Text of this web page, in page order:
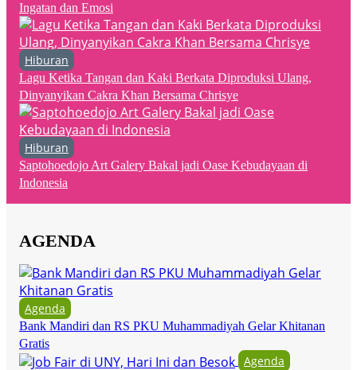
Ingatan dan Emosi
Hiburan
Lagu Ketika Tangan dan Kaki Berkata Diproduksi Ulang,
Dinyanyikan Cakra Khan Bersama Chrisye
Hiburan
Saptohoedojo Art Galery Bakal jadi Oase Kebudayaan di
Indonesia
AGENDA
Agenda
Bank Mandiri dan RS PKU Muhammadiyah Gelar Khitanan
Gratis
Agenda